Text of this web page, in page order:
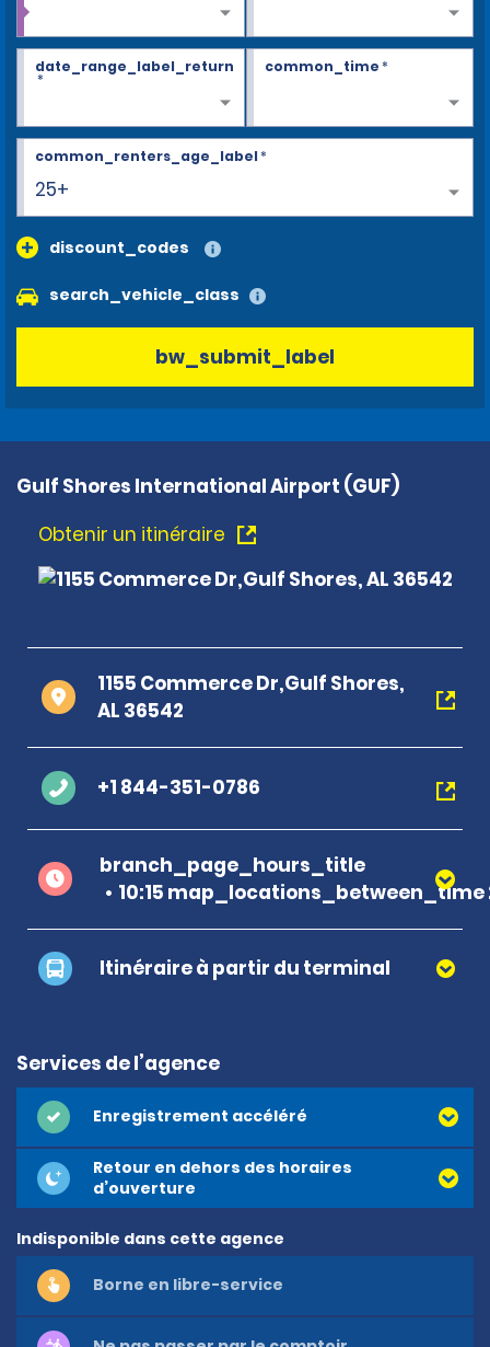
date_range_label_return
*
common_time*
25+
common_renters_age_label*
discount_codes
search_vehicle_class
bw_submit_label
Gulf Shores International Airport (GUF)
Obtenir un itinéraire
1155 Commerce Dr,Gulf Shores,
AL 36542
+1 844-351-0786
branch_page_hours_title
10:15 map_locations_between_time
Itinéraire à partir du terminal
Services de l’agence
Enregistrement accéléré
Retour en dehors des horaires
d’ouverture
Indisponible dans cette agence
Borne en libre-service